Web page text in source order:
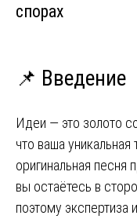
спорах
📌 Введение
Идеи — это золото
что ваша
оригинальная
вы остаётесь в
поэтому экспертиза